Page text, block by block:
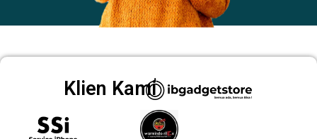
Klien Kami